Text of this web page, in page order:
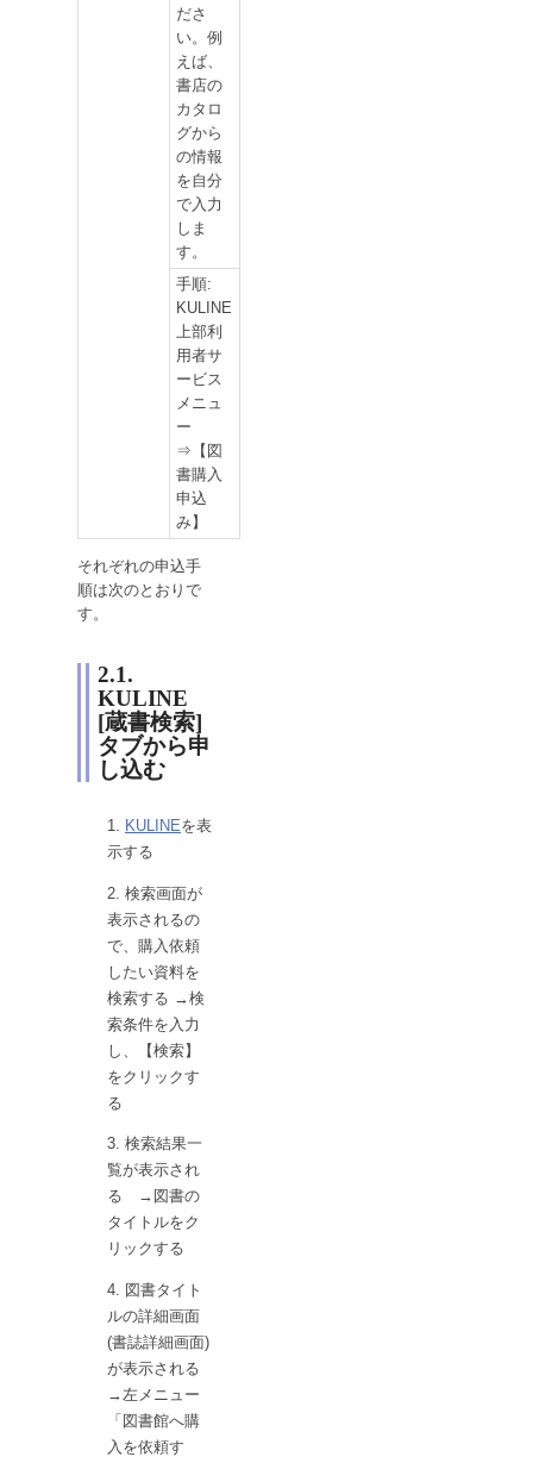
ださ
い。例
えば、
書店の
カタロ
グから
の情報
を自分
で入力
しま
す。
手順:
KULINE
上部利
用者サ
ービス
メニュ
ー
⇒【図
書購入
申込
み】
それぞれの申込手
順は次のとおりで
す。
2.1.
KULINE
[蔵書検索]
タブから申
し込む
KULINEを表
示する
検索画面が
表示されるの
で、購入依頼
したい資料を
検索する →検
索条件を入力
し、【検索】
をクリックす
る
検索結果一
覧が表示され
る →図書の
タイトルをク
リックする
図書タイト
ルの詳細画面
(書誌詳細画面)
が表示される
→左メニュー
「図書館へ購
入を依頼す